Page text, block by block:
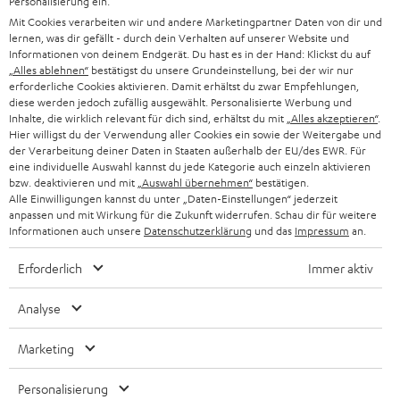
g
SMART HOME
BLUETOOTH-LAUTSPRECHER
KOPFHÖRER
BLUETOOTH-KOPFHÖRER
STEREOANLAGEN
LAUTSPRECHER
ULTIMA-SERIE
IN-EAR-KOPFHÖRER
FANSHOP
NEUHEITEN
PRESSE & MARKETING
GESCHÄFTSKUNDEN
PARTNERPROGRAMM
BLOG
NEWSLETTER
STORES
DEINE VORTEILE BEI TEUFEL
UNSER MANAGEMENT
NACHHALTIGKEIT
UNSERE WERTE
ÖSTERREICH
SCHWEIZ
NIEDERLANDE
BELGIEN
FRANKREICH
POLEN
SPANIEN
ITALIEN
Technische Änderungen, Tippfehler und Irrtum vorbehalten. Das auf unseren
Mit Cookies verarbeiten wir und andere Marketingpartner Daten von dir und
lernen, was dir gefällt - durch dein Verhalten auf unserer Website und
Informationen von deinem Endgerät. Du hast es in der Hand: Klickst du auf
„Alles ablehnen“ bestätigst du unsere Grundeinstellung, bei der wir nur
erforderliche Cookies aktivieren. Damit erhältst du zwar Empfehlungen,
diese werden jedoch zufällig ausgewählt. Personalisierte Werbung und
Inhalte, die wirklich relevant für dich sind, erhältst du mit „Alles akzeptieren“.
Hier willigst du der Verwendung aller Cookies ein sowie der Weitergabe und
der Verarbeitung deiner Daten in Staaten außerhalb der EU/des EWR. Für
eine individuelle Auswahl kannst du jede Kategorie auch einzeln aktivieren
bzw. deaktivieren und mit „Auswahl übernehmen“ bestätigen.
Alle Einwilligungen kannst du unter „Daten-Einstellungen“ jederzeit
anpassen und mit Wirkung für die Zukunft widerrufen. Schau dir für weitere
Informationen auch unsere Datenschutzerklärung und das Impressum an.
Erforderlich Immer aktiv
Analyse
Marketing
Personalisierung